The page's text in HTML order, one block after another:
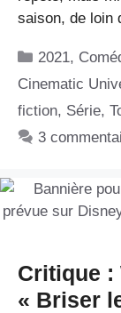
saison, de loin
Catégories
2021,
Cinematic
fiction, Série,
3
Critique :
« Briser